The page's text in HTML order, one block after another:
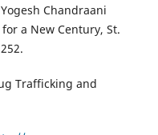
Chandraani
a New Century, St.
Trafficking and